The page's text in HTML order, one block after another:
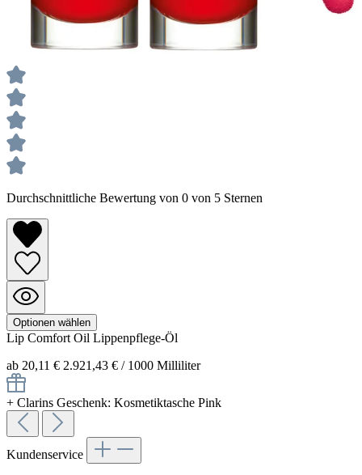
Durchschnittliche Bewertung von 0 von 5 Sternen
Optionen wählen
Lip Comfort Oil Lippenpflege-Öl
ab 20,11 € 2.921,43 € / 1000 Milliliter
+ Clarins Geschenk: Kosmetiktasche Pink
Kundenservice